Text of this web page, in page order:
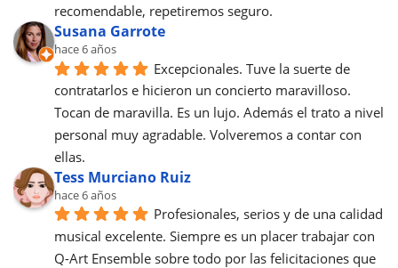
recomendable, repetiremos seguro.
Susana Garrote
hace 6 años
Excepcionales. Tuve la suerte de
contratarlos e hicieron un concierto maravilloso.
Tocan de maravilla. Es un lujo. Además el trato a nivel
personal muy agradable. Volveremos a contar con
ellas.
Tess Murciano Ruiz
hace 6 años
Profesionales, serios y de una calidad
musical excelente. Siempre es un placer trabajar con
Q-Art Ensemble sobre todo por las felicitaciones que